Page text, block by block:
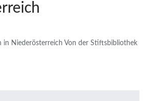
in Niederösterreich Von der Stiftsbibliothek